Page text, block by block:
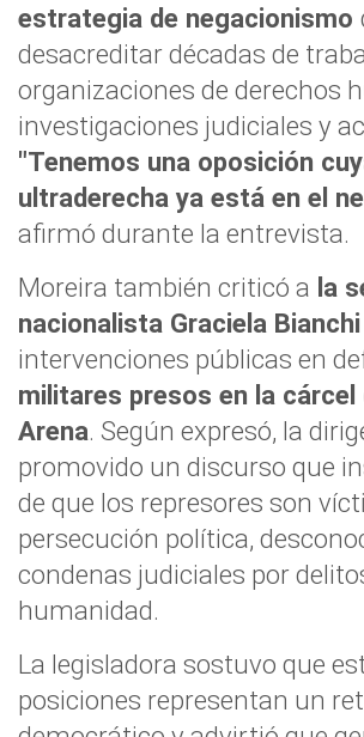
estrategia de negacionismo
desacreditar décadas de
organizaciones de derechos
investigaciones judiciales y
"Tenemos una oposición
ultraderecha ya está en el
afirmó durante la entrevista.
Moreira también criticó a la
nacionalista Graciela Bianchi
intervenciones públicas en
militares presos en la cárcel
Arena. Según expresó, la
promovido un discurso que
de que los represores son
persecución política,
condenas judiciales por
humanidad.
La legisladora sostuvo que
posiciones representan un